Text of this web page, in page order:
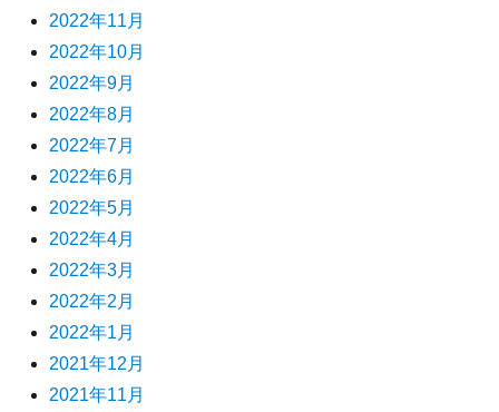
2022年11月
2022年10月
2022年9月
2022年8月
2022年7月
2022年6月
2022年5月
2022年4月
2022年3月
2022年2月
2022年1月
2021年12月
2021年11月